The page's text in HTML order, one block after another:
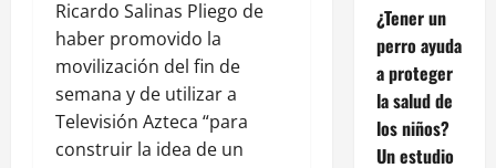
Ricardo Salinas Pliego de
haber promovido la
movilización del fin de
semana y de utilizar a
Televisión Azteca “para
construir la idea de un
¿Tener un
perro ayuda
a proteger
la salud de
los niños?
Un estudio